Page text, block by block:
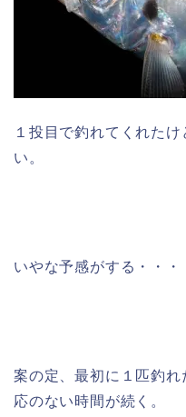
１投目で釣れてくれた
い。
いやな予感がする・・・
案の定、最初に１匹釣れ
応のない時間が続く。